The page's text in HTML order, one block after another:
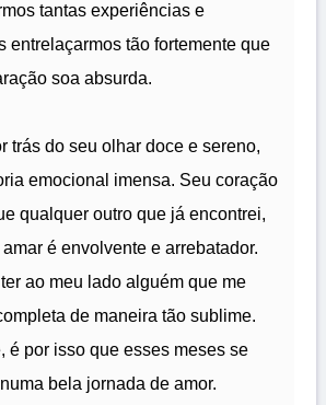
tantas experiências e
entrelaçarmos tão fortemente que
soa absurda.
trás do seu olhar doce e sereno,
emocional imensa. Seu coração
qualquer outro que já encontrei,
é envolvente e arrebatador.
ao meu lado alguém que me
de maneira tão sublime.
é por isso que esses meses se
bela jornada de amor.